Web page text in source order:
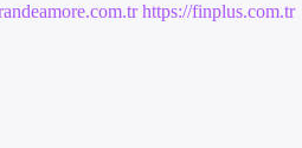
https://finplus.com.tr